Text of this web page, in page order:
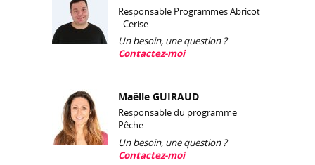
Responsable Programmes Abricot
- Cerise
Un besoin, une question ?
Contactez-moi
Maëlle GUIRAUD
Responsable du programme
Pêche
Un besoin, une question ?
Contactez-moi